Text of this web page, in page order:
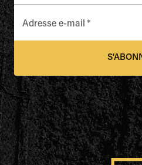
Adresse e-mail *